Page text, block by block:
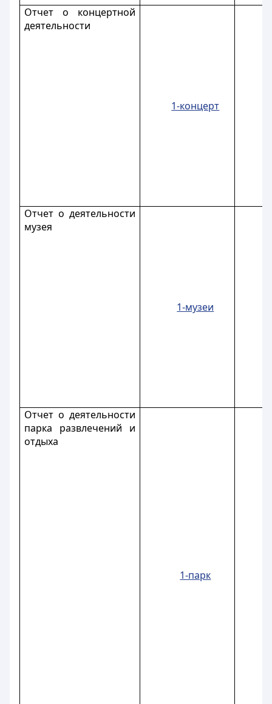
Отчет о концертной
деятельности
1-концерт
Отчет о деятельности
музея
1-музеи
Отчет о деятельности
парка развлечений и
отдыха
1-парк